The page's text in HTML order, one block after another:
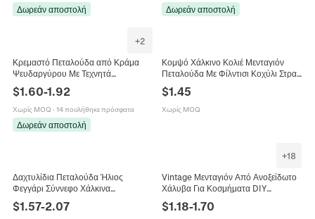
Δωρεάν αποστολή Δωρεάν αποστολή
+2
Κρεμαστό Πεταλούδα από Κράμα
Ψευδαργύρου Με Τεχνητά
Κοσμήματα Κολιέ Βραχιόλι Αξεσουάρ
$1.60-1.92
Χωρίς MOQ · 14 πουλήθηκε πρόσφατα
Δωρεάν αποστολή
Κομψό Χάλκινο Κολιέ Μενταγιόν
Πεταλούδα Με Φίλντισι Κοχύλι Στρας
Γυναίκες Κοσμήματα Μόδας
$1.45
Χωρίς MOQ
Δαχτυλίδια Πεταλούδα Ήλιος
Φεγγάρι Σύννεφο Χάλκινα
Επιχρυσωμένα Ζιργκόν Ρυθμιζόμενα
Μόδα Κοσμήματα Για Γυναίκες
$1.57-2.07
+18
Vintage Μενταγιόν Από Ανοξείδωτο
Χάλυβα Για Κοσμήματα DIY
Πεταλούδα Μέλισσα Σταυρό Μόνο
Μενταγιόν (Χωρίς Αλυσίδα)
$1.18-1.70